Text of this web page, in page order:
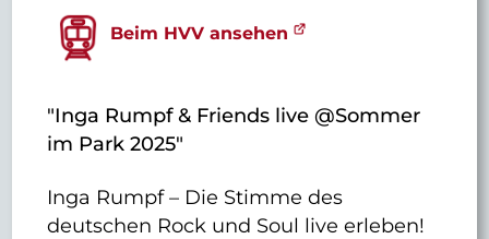
Beim HVV ansehen
"Inga Rumpf & Friends live @Sommer
im Park 2025"
Inga Rumpf – Die Stimme des
deutschen Rock und Soul live erleben!